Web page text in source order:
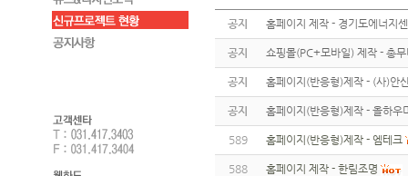
공지 홈페이지 제작 - 경기도에너지
공지 쇼핑몰(PC+모바일) 제작 - 총
공지 홈페이지(반응형)제작 - (사)안
공지 홈페이지(반응형)제작 - 올하우
589 홈페이지(반응형)제작 - 엠테크
588 홈페이지 제작 - 한림조명